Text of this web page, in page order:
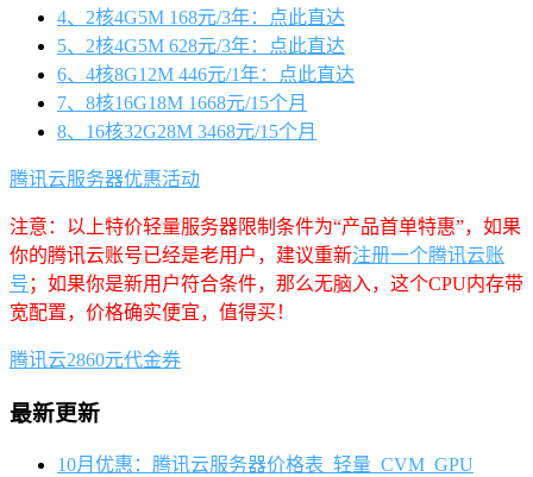
4、2核4G5M 168元/3年：点此直达
5、2核4G5M 628元/3年：点此直达
6、4核8G12M 446元/1年：点此直达
7、8核16G18M 1668元/15个月
8、16核32G28M 3468元/15个月
腾讯云服务器优惠活动
注意：以上特价轻量服务器限制条件为“产品首单特惠”，如果
你的腾讯云账号已经是老用户，建议重新注册一个腾讯云账
号 ；如果你是新用户符合条件，那么无脑入，这个CPU内存带
宽配置，价格确实便宜，值得买！
腾讯云2860元代金券
最新更新
10月优惠：腾讯云服务器价格表_轻量_CVM_GPU